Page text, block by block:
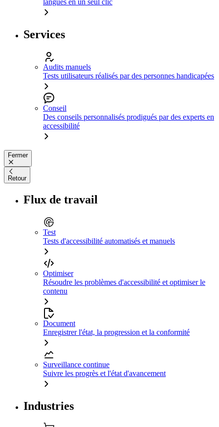
langues en un seul clic
Services
Audits manuels
Tests utilisateurs réalisés par des personnes handicapées
Conseil
Des conseils personnalisés prodigués par des experts en
accessibilité
Fermer
Retour
Flux de travail
Test
Tests d'accessibilité automatisés et manuels
Optimiser
Résoudre les problèmes d'accessibilité et optimiser le
contenu
Document
Enregistrer l'état, la progression et la conformité
Surveillance continue
Suivre les progrès et l'état d'avancement
Industries